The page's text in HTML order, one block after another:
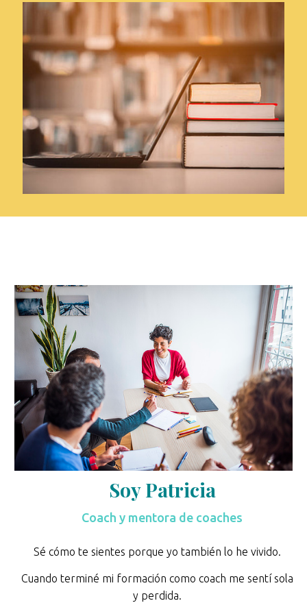
Gracias a las dinámicas y el material conocerás las
claves y además desarrollarás ya los pilares de tu
proyecto: diferenciación, especialización, propuesta de
valor, servicios y tu mensaje como coach
grupo como mi guía te ayudarán para avanzar y poner
Soy Patricia
Coach y mentora de coaches
Sé cómo te sientes porque yo también lo he vivido.
Cuando terminé mi formación como coach me sentí sola
y perdida.